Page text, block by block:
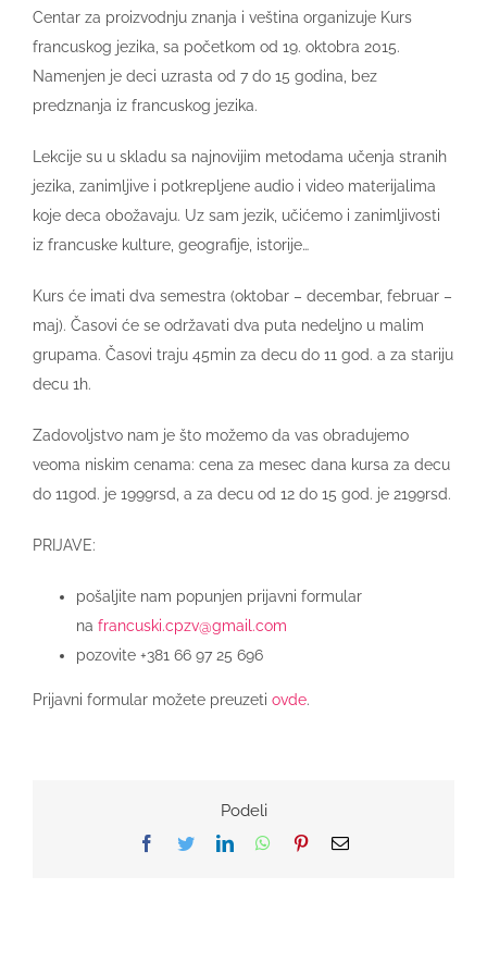
Centar za proizvodnju znanja i veština organizuje Kurs
francuskog jezika, sa početkom od 19. oktobra 2015.
Namenjen je deci uzrasta od 7 do 15 godina, bez
predznanja iz francuskog jezika.
Lekcije su u skladu sa najnovijim metodama učenja stranih
jezika, zanimljive i potkrepljene audio i video materijalima
koje deca obožavaju. Uz sam jezik, učićemo i zanimljivosti
iz francuske kulture, geografije, istorije…
Kurs će imati dva semestra (oktobar – decembar, februar –
maj). Časovi će se održavati dva puta nedeljno u malim
grupama. Časovi traju 45min za decu do 11 god. a za stariju
decu 1h.
Zadovoljstvo nam je što možemo da vas obradujemo
veoma niskim cenama: cena za mesec dana kursa za decu
do 11god. je 1999rsd, a za decu od 12 do 15 god. je 2199rsd.
PRIJAVE:
pošaljite nam popunjen prijavni formular
na francuski.cpzv@gmail.com
pozovite +381 66 97 25 696
Prijavni formular možete preuzeti ovde.
Podeli
Facebook
TwitterLinkedInWhatsApp
PinterestEmail